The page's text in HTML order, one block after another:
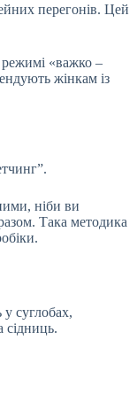
перегонів. Цей
режимі «важко –
жінкам із
ніби ви
Така методика
суглобах,
сідниць.